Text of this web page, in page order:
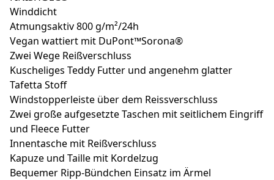
Winddicht
Atmungsaktiv 800 g/m²/24h
Vegan wattiert mit DuPont™Sorona®
Zwei Wege Reißverschluss
Kuscheliges Teddy Futter und angenehm glatter
Tafetta Stoff
Windstopperleiste über dem Reissverschluss
Zwei große aufgesetzte Taschen mit seitlichem Eingriff
und Fleece Futter
Innentasche mit Reißverschluss
Kapuze und Taille mit Kordelzug
Bequemer Ripp-Bündchen Einsatz im Ärmel